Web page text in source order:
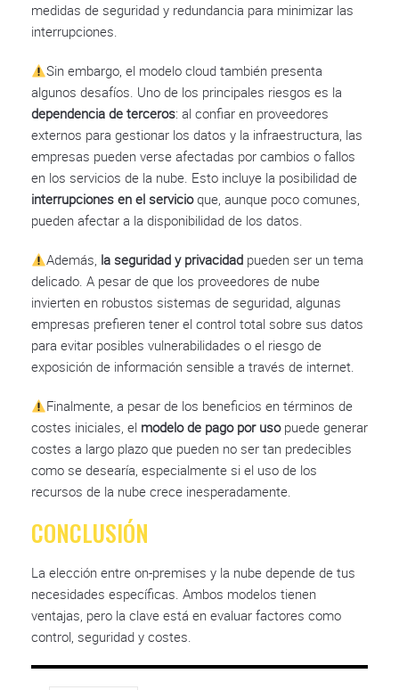
medidas de seguridad y redundancia para minimizar las
interrupciones.
Sin embargo, el modelo cloud también presenta
algunos desafíos. Uno de los principales riesgos es la
dependencia de terceros: al confiar en proveedores
externos para gestionar los datos y la infraestructura, las
empresas pueden verse afectadas por cambios o fallos
en los servicios de la nube. Esto incluye la posibilidad de
interrupciones en el servicioque, aunque poco comunes,
pueden afectar a la disponibilidad de los datos.
Además, la seguridad y privacidad pueden ser un tema
delicado. A pesar de que los proveedores de nube
invierten en robustos sistemas de seguridad, algunas
empresas prefieren tener el control total sobre sus datos
para evitar posibles vulnerabilidades o el riesgo de
exposición de información sensible a través de internet.
Finalmente, a pesar de los beneficios en términos de
costes iniciales, el modelo de pago por usopuede generar
costes a largo plazo que pueden no ser tan predecibles
como se desearía, especialmente si el uso de los
recursos de la nube crece inesperadamente.
CONCLUSIÓN
La elección entre on-premises y la nube depende de tus
necesidades específicas. Ambos modelos tienen
ventajas, pero la clave está en evaluar factores como
control, seguridad y costes.